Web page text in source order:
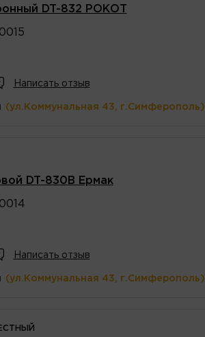
DT-832 РОКОТ
Написать отзыв
(ул.Коммунальная 43, г.Симферополь)
DT-830B Ермак
Написать отзыв
(ул.Коммунальная 43, г.Симферополь)